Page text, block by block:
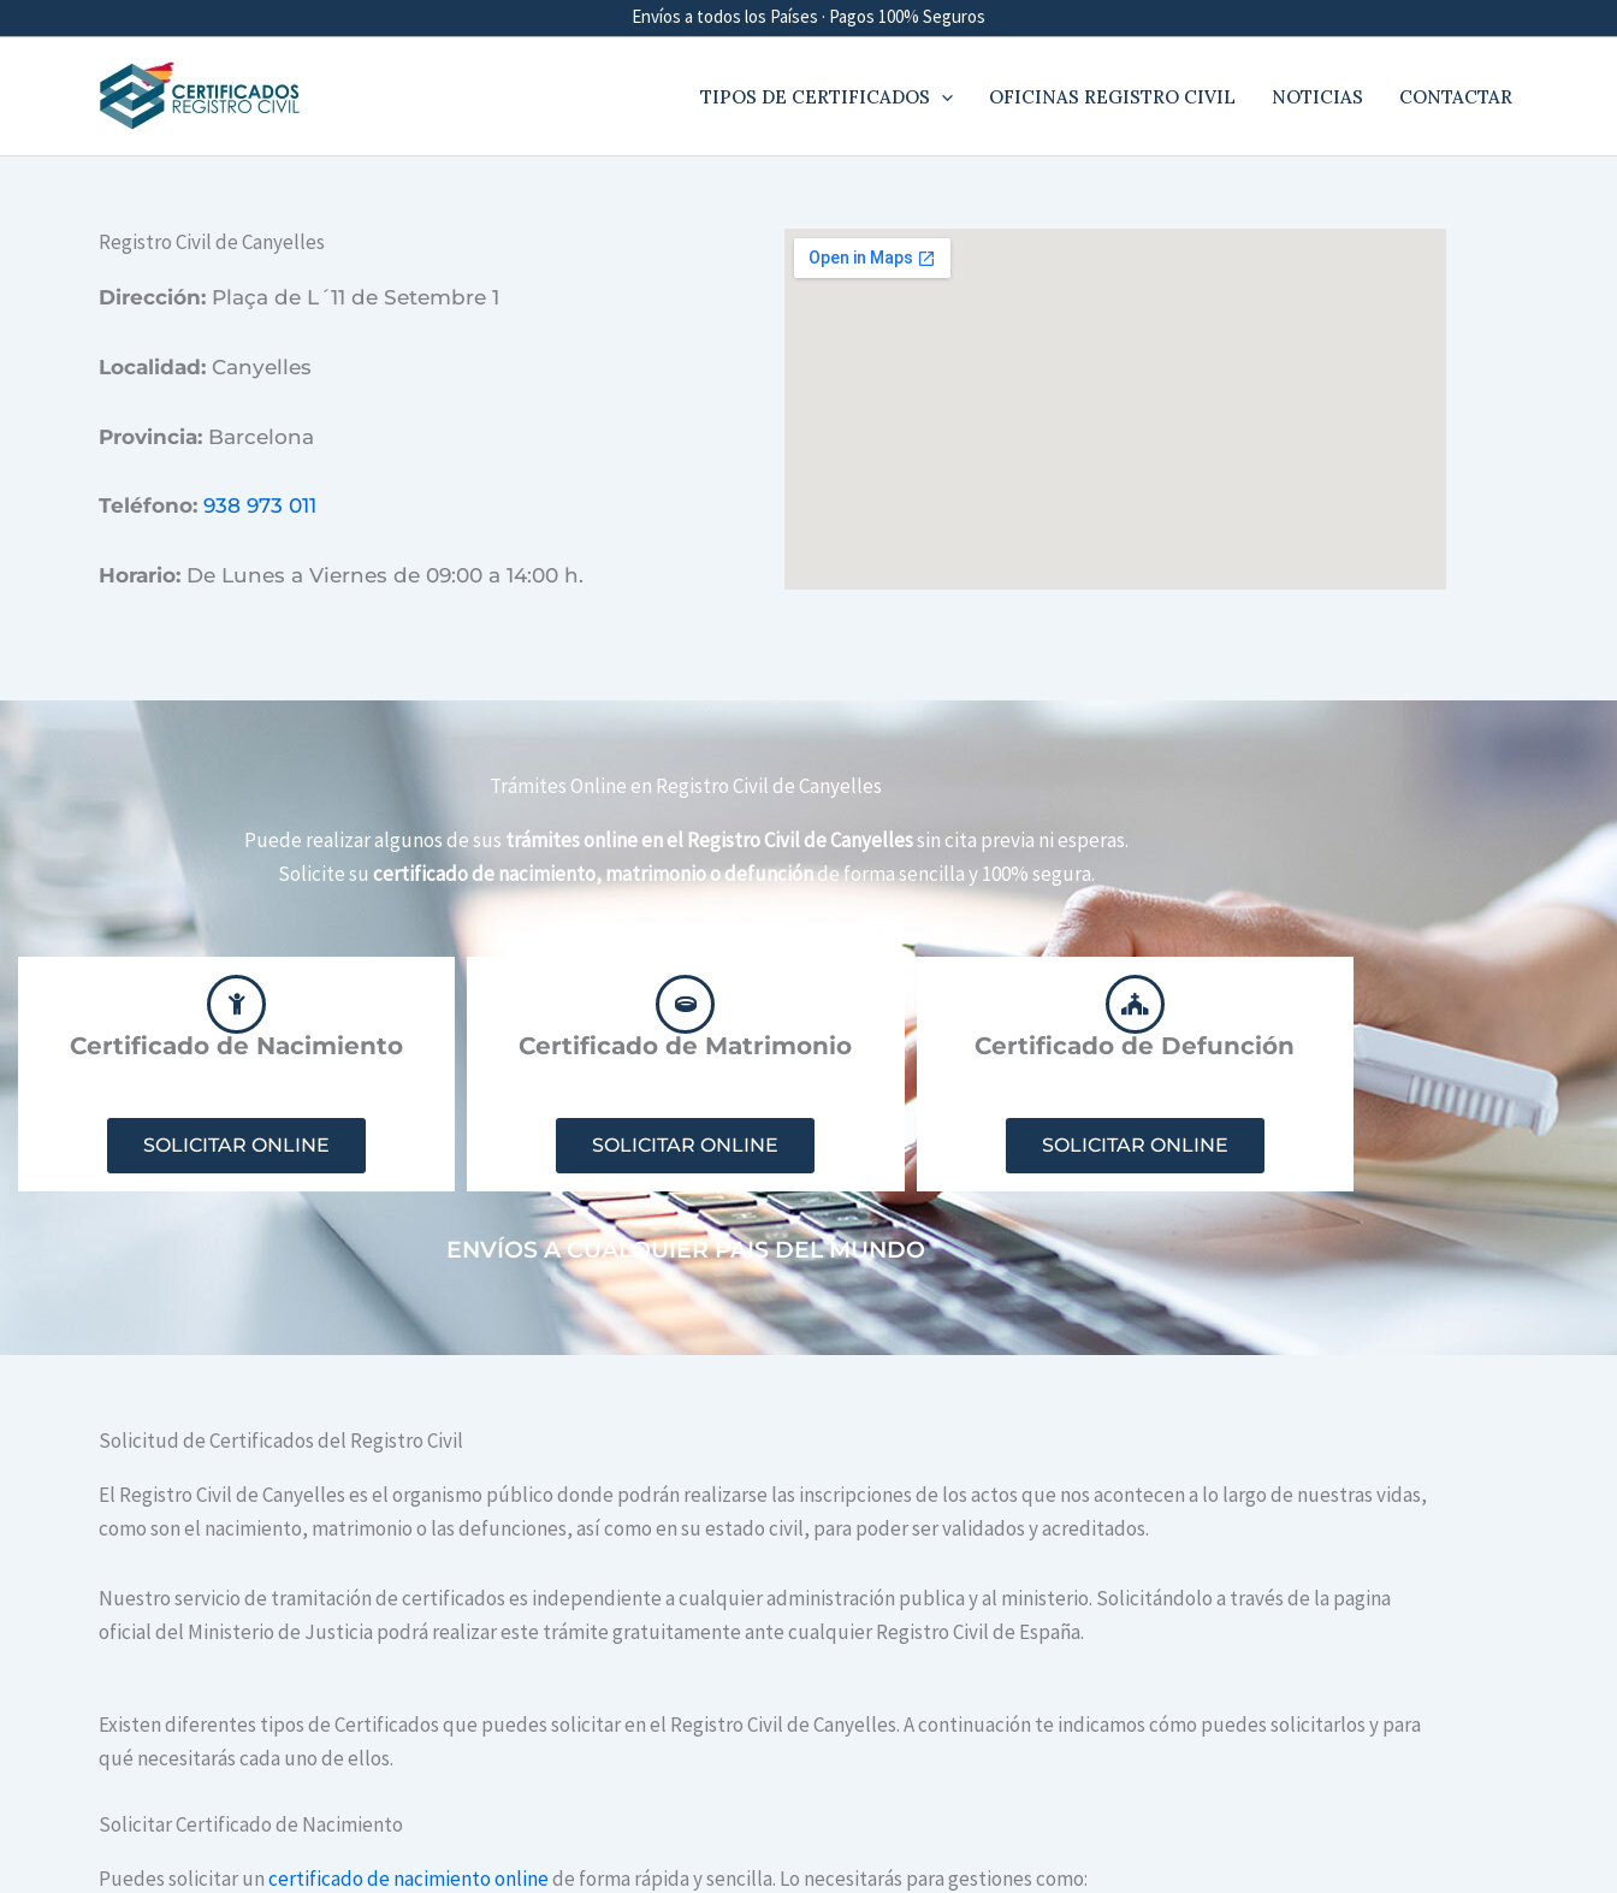
Envíos a todos los Países · Pagos 100% Seguros
TIPOS DE CERTIFICADOS OFICINAS REGISTRO CIVIL NOTICIAS CONTACTAR
Registro Civil de Canyelles
Dirección: Plaça de L´11 de Setembre 1
Localidad: Canyelles
Provincia: Barcelona
Teléfono: 938 973 011
Horario: De Lunes a Viernes de 09:00 a 14:00 h.
Trámites Online en Registro Civil de Canyelles
Puede realizar algunos de sus trámites online en el Registro Civil de Canyellessin cita previa ni esperas.
Solicite su certificado de nacimiento, matrimonio o defunciónde forma sencilla y 100% segura.
Certificado de Nacimiento
SOLICITAR ONLINE
Certificado de Matrimonio
SOLICITAR ONLINE
Certificado de Defunción
SOLICITAR ONLINE
ENVÍOS A CUALQUIER PAIS DEL MUNDO
Solicitud de Certificados del Registro Civil
El Registro Civil de Canyelles es el organismo público donde podrán realizarse las inscripciones de los actos que nos acontecen a lo largo de nuestras vidas,
como son el nacimiento, matrimonio o las defunciones, así como en su estado civil, para poder ser validados y acreditados.
Nuestro servicio de tramitación de certificados es independiente a cualquier administración publica y al ministerio. Solicitándolo a través de la pagina
oficial del Ministerio de Justicia podrá realizar este trámite gratuitamente ante cualquier Registro Civil de España.
Existen diferentes tipos de Certificados que puedes solicitar en el Registro Civil de Canyelles. A continuación te indicamos cómo puedes solicitarlos y para
qué necesitarás cada uno de ellos.
Solicitar Certificado de Nacimiento
Puedes solicitar uncertificado de nacimiento onlinede forma rápida y sencilla. Lo necesitarás para gestiones como: